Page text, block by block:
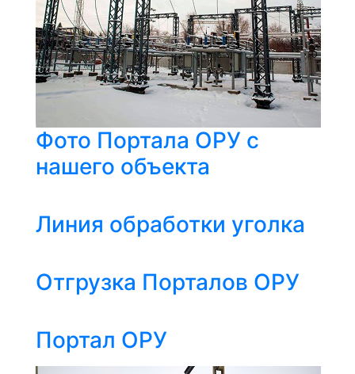
Фото Портала ОРУ с
нашего объекта
Линия обработки уголка
Отгрузка Порталов ОРУ
Портал ОРУ